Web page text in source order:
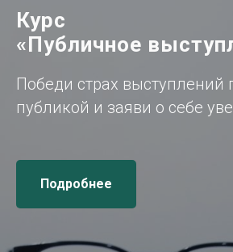
Курс
«Публичное
Победи страх выступлений
публикой и заяви о себе
Подробнее